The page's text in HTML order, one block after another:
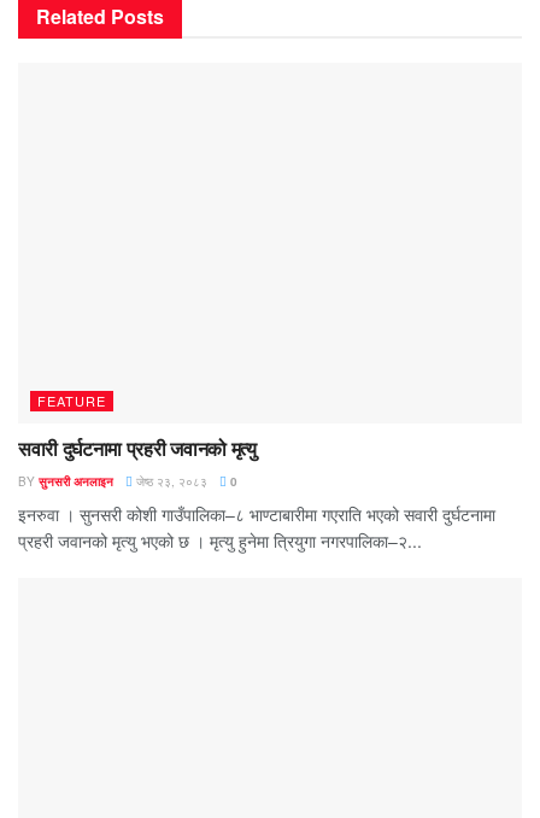
Related Posts
FEATURE
सवारी दुर्घटनामा प्रहरी जवानको मृत्यु
BY सुनसरी अनलाइन जेष्ठ २३, २०८३ 0
इनरुवा । सुनसरी कोशी गाउँपालिका–८ भाण्टाबारीमा गएराति भएको सवारी दुर्घटनामा
प्रहरी जवानको मृत्यु भएको छ । मृत्यु हुनेमा त्रियुगा नगरपालिका–२...